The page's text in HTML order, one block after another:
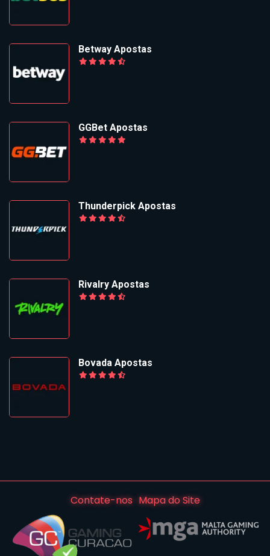
Betway Apostas
GGBet Apostas
Thunderpick Apostas
Rivalry Apostas
Bovada Apostas
Contate-nos Mapa do Site